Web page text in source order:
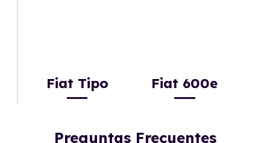
Fiat Tipo Fiat 600e
Preguntas Frecuentes